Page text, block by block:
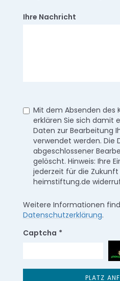
Ihre Nachricht
Mit dem Absenden des
erklären Sie sich damit
Daten zur Bearbeitung
verwendet werden. Die
abgeschlossener
gelöscht. Hinweis: Ihre
jederzeit für die
heimstiftung.de
Weitere Informationen
Datenschutzerklärung.
Captcha *